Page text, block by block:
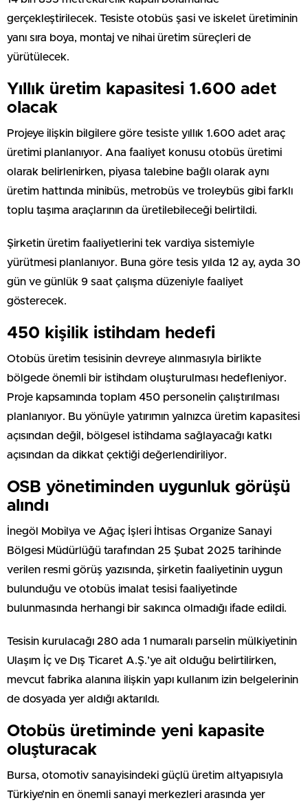
gerçekleştirilecek. Tesiste otobüs şasi ve iskelet üretiminin
yanı sıra boya, montaj ve nihai üretim süreçleri de
yürütülecek.
Yıllık üretim kapasitesi 1.600 adet
olacak
Projeye ilişkin bilgilere göre tesiste yıllık 1.600 adet araç
üretimi planlanıyor. Ana faaliyet konusu otobüs üretimi
olarak belirlenirken, piyasa talebine bağlı olarak aynı
üretim hattında minibüs, metrobüs ve troleybüs gibi farklı
toplu taşıma araçlarının da üretilebileceği belirtildi.
Şirketin üretim faaliyetlerini tek vardiya sistemiyle
yürütmesi planlanıyor. Buna göre tesis yılda 12 ay, ayda 30
gün ve günlük 9 saat çalışma düzeniyle faaliyet
gösterecek.
450 kişilik istihdam hedefi
Otobüs üretim tesisinin devreye alınmasıyla birlikte
bölgede önemli bir istihdam oluşturulması hedefleniyor.
Proje kapsamında toplam 450 personelin çalıştırılması
planlanıyor. Bu yönüyle yatırımın yalnızca üretim kapasitesi
açısından değil, bölgesel istihdama sağlayacağı katkı
açısından da dikkat çektiği değerlendiriliyor.
OSB yönetiminden uygunluk görüşü
alındı
İnegöl Mobilya ve Ağaç İşleri İhtisas Organize Sanayi
Bölgesi Müdürlüğü tarafından 25 Şubat 2025 tarihinde
verilen resmi görüş yazısında, şirketin faaliyetinin uygun
bulunduğu ve otobüs imalat tesisi faaliyetinde
bulunmasında herhangi bir sakınca olmadığı ifade edildi.
Tesisin kurulacağı 280 ada 1 numaralı parselin mülkiyetinin
Ulaşım İç ve Dış Ticaret A.Ş.’ye ait olduğu belirtilirken,
mevcut fabrika alanına ilişkin yapı kullanım izin belgelerinin
de dosyada yer aldığı aktarıldı.
Otobüs üretiminde yeni kapasite
oluşturacak
Bursa, otomotiv sanayisindeki güçlü üretim altyapısıyla
Türkiye’nin en önemli sanayi merkezleri arasında yer